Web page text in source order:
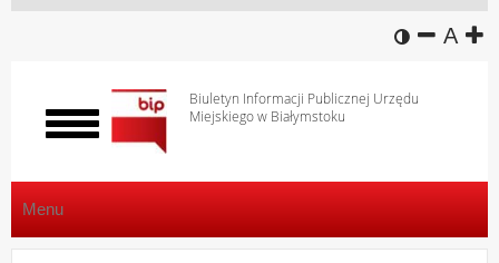
wersja
A
Biuletyn Informacji Publicznej Urzędu
Miejskiego w Białymstoku
Włącz
menu
Menu